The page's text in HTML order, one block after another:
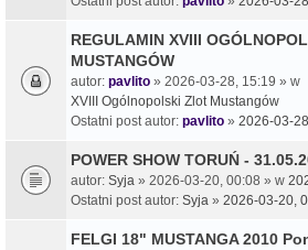
REGULAMIN XVIII
MUSTANGÓW
autor: pavlito » 2026-03-28, 15:19 » w
XVIII Ogólnopolski Zlot Mustangów
Ostatni post autor: pavlito » 2026-03-
POWER SHOW TORUŃ -
autor: Syja » 2026-03-20, 00:08 » w
Ostatni post autor: Syja » 2026-03-20,
FELGI 18" MUSTANGA 2010